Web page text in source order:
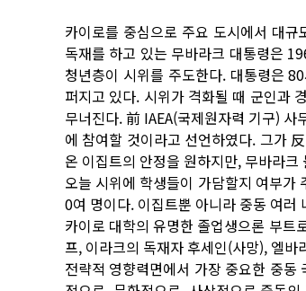
카이로를 중심으로 주요 도시에서 대
독재를 하고 있는 무바라크 대통령은
청년층이 시위를 주도한다. 대통령은
퍼지고 있다. 시위가 격화될 때 군인과
무너진다. 前 IAEA(국제원자력 기구)
에 참여할 것이라고 선언하였다. 그가
온 이집트의 안정을 원하지만, 무바라
오늘 시위에 학생들이 가담할지 여부
0여 명이다. 이집트뿐 아니라 중동 여
카이로 대학의 유명한 졸업생으론 부트
프, 이라크의 독재자 후세인(사망), 엘
전략적 영향력면에서 가장 중요한 중